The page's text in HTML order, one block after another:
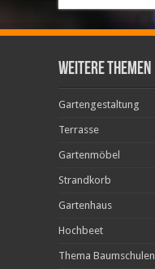
weitere Themen
Gartengestaltung
Terrasse
Gartenmöbel
Strandkorb
Gartenhaus
Hochbeet
Thema Baumschulen